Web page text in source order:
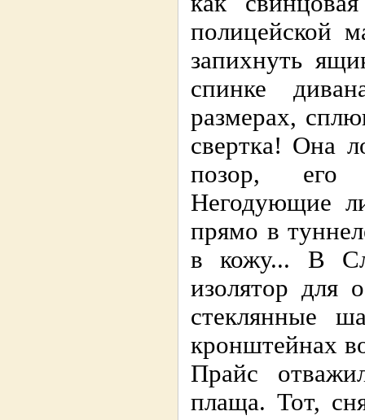
полицейской
запихнуть
спинке
размерах,
свертка! Она
позор, его
Негодующие
прямо в
в кожу... В
изолятор для
стеклянные
кронштейнах
Прайс
плаща. Тот,